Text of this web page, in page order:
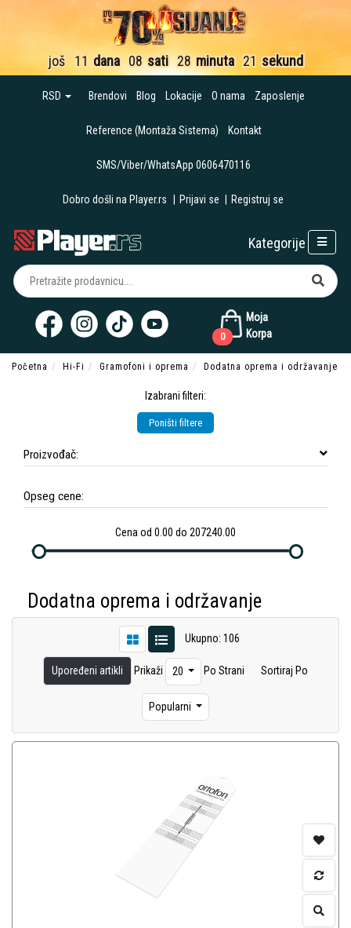
još 11 dana 08 sati 28 minuta 20 sekundi
RSD Brendovi Blog Lokacije O nama Zaposlenje
Reference (Montaža Sistema) Kontakt
SMS/Viber/WhatsApp 0606470116
Dobro došli na Player.rs Prijavi se Registruj se
Moja
Korpa
0
Kategorije
Početna Hi-Fi Gramofoni i oprema Dodatna oprema i održavanje
Izabrani filteri:
Poništi filtere
Proizvođač:
Opseg cene:
Cena od 0.00 do 207240.00
Dodatna oprema i održavanje
Ukupno: 106
Upoređeni artikli Prikaži 20 Po Strani Sortiraj Po
Popularni